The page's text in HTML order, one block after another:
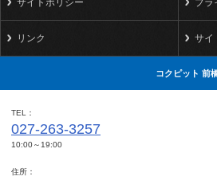
サイトポリシー プラ
リンク サイ
コクピット 前
TEL
027-263-3257
10:00～19:00
住所